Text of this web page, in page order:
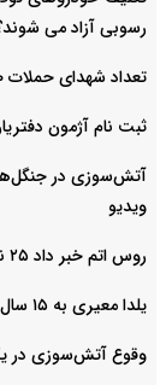
رسوبی آزاد می
تعداد شهدای حملات ۴۰ روزه آمریکا و اسرائیل اعلام شد
ثبت نام آژمون
آتش‌سوزی در
ویدیو
روس اتم خبر داد ۲۵ نفر به بوشهر بازگشتند
یلدا معیری به ۱۵ سال حبس محکوم شد
وقوع آتش‌سوزی در